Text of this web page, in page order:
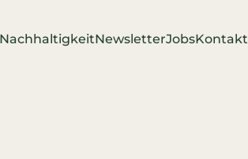
NachhaltigkeitNewsletterJobsKontakt